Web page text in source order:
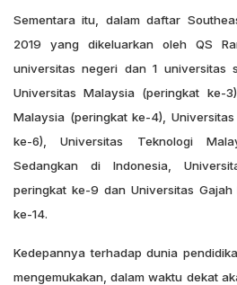
Sementara itu, dalam daftar
2019 yang dikeluarkan oleh QS
universitas negeri dan 1 universitas
Universitas Malaysia (peringkat ke-
Malaysia (peringkat ke-4),
ke-6), Universitas Teknologi
Sedangkan di Indonesia,
peringkat ke-9 dan Universitas
ke-14.
Kedepannya terhadap dunia
mengemukakan, dalam waktu dekat